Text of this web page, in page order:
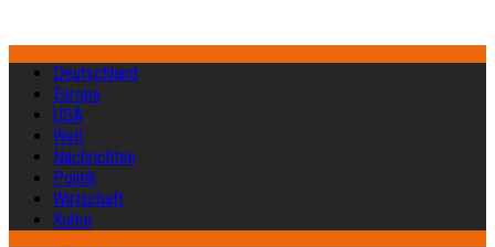
Deutschland
Europa
USA
Welt
Nachrichten
Politik
Wirtschaft
Kultur